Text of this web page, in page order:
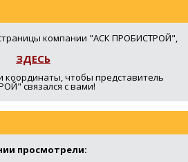
компании "АСК ПРОБИСТРОЙ",
ЗДЕСЬ
координаты, чтобы представитель
связался с вами!
просмотрели: